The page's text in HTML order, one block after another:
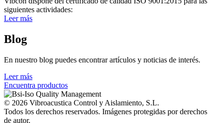
siguientes actividades:
Leer más
Blog
En nuestro blog puedes encontrar artículos y noticias de interés.
Leer más
Encuentra productos
© 2026 Vibroacustica Control y Aislamiento, S.L.
Todos los derechos reservados. Imágenes protegidas por derechos
de autor.